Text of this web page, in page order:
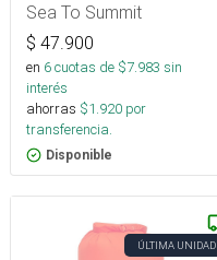
Sea To Summit
$ 47.900
en 6cuotas de $7.983 sin
interés
ahorras $1.920 por
transferencia.
Disponible
ÚLTIMA UNIDAD